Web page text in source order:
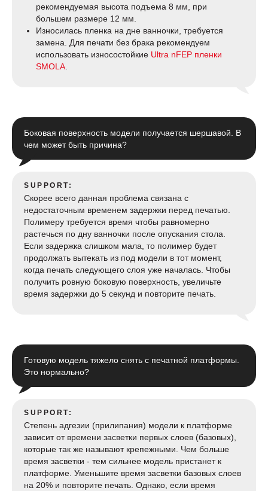
рекомендуемая высота подъема 8 мм, при
большем размере 12 мм.
Износилась пленка на дне ванночки, требуется
замена. Для печати без брака рекомендуем
использовать износостойкие Ultra nFEP пленки
SMOLA
Боковая поверхность модели получается шершавой. В
чем может быть причина?
SUPPORT:
Скорее всего данная проблема связана с
недостаточным временем задержки перед печатью.
Полимеру требуется время чтобы равномерно
растечься по дну ванночки после опускания стола.
Если задержка слишком мала, то полимер будет
продолжать вытекать из под модели в тот момент,
когда печать следующего слоя уже началась. Чтобы
получить ровную боковую поверхность, увеличьте
время задержки до 5 секунд и повторите печать.
Готовую модель тяжело снять с печатной платформы.
Это нормально?
SUPPORT:
Степень адгезии (прилипания) модели к платформе
зависит от времени засветки первых слоев (базовых),
которые так же называют крепежными. Чем больше
время засветки - тем сильнее модель пристанет к
платформе. Уменьшите время засветки базовых слоев
на 20% и повторите печать. Однако, если время